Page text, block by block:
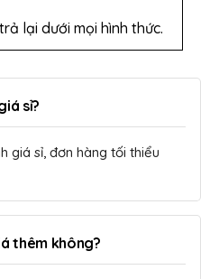
lại dưới mọi hình thức.
sỉ?
giá sỉ, đơn hàng tối thiểu
thêm không?